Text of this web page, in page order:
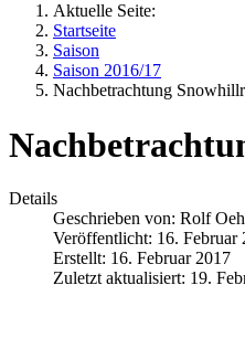
Aktuelle Seite:
Startseite
Saison
Saison 2016/17
Nachbetrachtung
Details
Geschrieben von: Rolf
Veröffentlicht: 16. Februar
Erstellt: 16. Februar 2017
Zuletzt aktualisiert: 19.